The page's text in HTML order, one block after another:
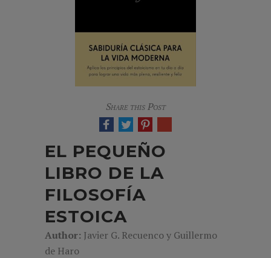
Share this Post
EL PEQUEÑO
LIBRO DE LA
FILOSOFÍA
ESTOICA
Author: Javier G. Recuenco y Guillermo
de Haro